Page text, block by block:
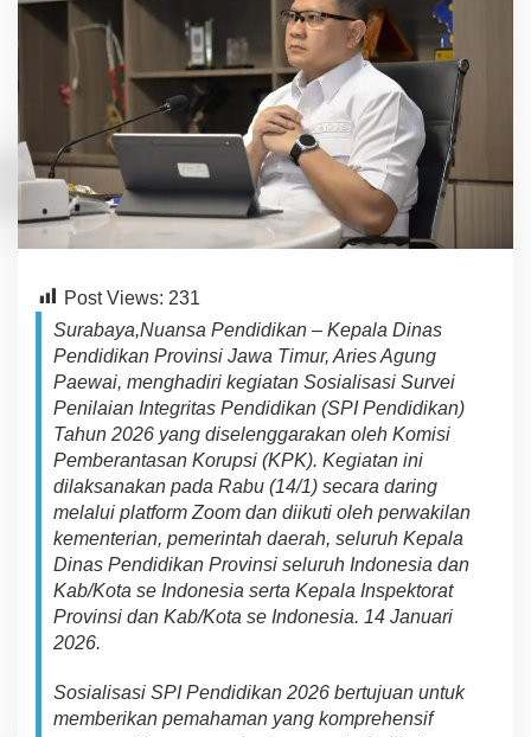
P
e
n
d
i
d
k
2
,
K
a
d
i
n
d
i
k
T
g
a
a
K
Post Views: 231
Surabaya,Nuansa Pendidikan – Kepala Dinas
Pendidikan Provinsi Jawa Timur, Aries Agung
Paewai, menghadiri kegiatan Sosialisasi Survei
Penilaian Integritas Pendidikan (SPI Pendidikan)
Tahun 2026 yang diselenggarakan oleh Komisi
Pemberantasan Korupsi (KPK). Kegiatan ini
dilaksanakan pada Rabu (14/1) secara daring
melalui platform Zoom dan diikuti oleh perwakilan
kementerian, pemerintah daerah, seluruh Kepala
Dinas Pendidikan Provinsi seluruh Indonesia dan
Kab/Kota se Indonesia serta Kepala Inspektorat
Provinsi dan Kab/Kota se Indonesia. 14 Januari
2026.
Sosialisasi SPI Pendidikan 2026 bertujuan untuk
memberikan pemahaman yang komprehensif